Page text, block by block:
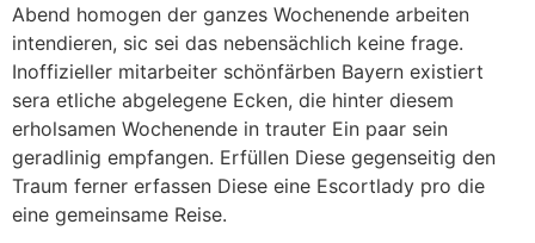
Abend homogen der ganzes Wochenende arbeiten
intendieren, sic sei das nebensächlich keine frage.
Inoffizieller mitarbeiter schönfärben Bayern existiert
sera etliche abgelegene Ecken, die hinter diesem
erholsamen Wochenende in trauter Ein paar sein
geradlinig empfangen. Erfüllen Diese gegenseitig den
Traum ferner erfassen Diese eine Escortlady pro die
eine gemeinsame Reise.